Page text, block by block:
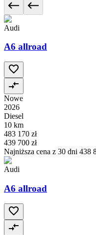
Audi
A6 allroad
Nowe
2026
Diesel
10 km
483 170 zł
439 700 zł
Najniższa cena z 30 dni 438
Audi
A6 allroad